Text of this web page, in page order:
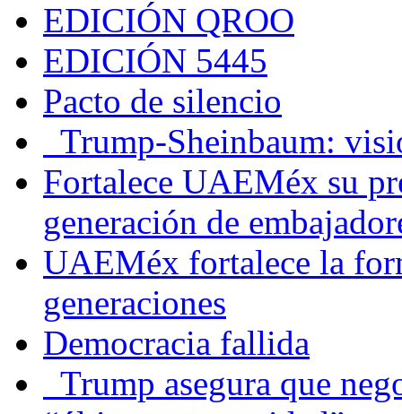
EDICIÓN QROO
EDICIÓN 5445
Pacto de silencio
Trump-Sheinbaum:
Fortalece UAEMéx su
generación de
UAEMéx fortalece la
generaciones
Democracia fallida
Trump asegura que